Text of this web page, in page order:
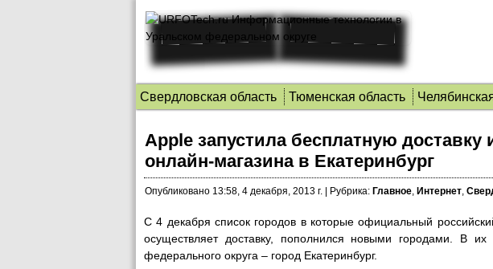
Свердловская область Тюменская область
Apple запустила бесплатную доставку
онлайн-магазина в Екатеринбург
Опубликовано 13:58, 4 декабря, 2013 г. Рубрика: Главное, Интернет,
С 4 декабря список городов в которые официальный
осуществляет доставку, пополнился новыми городами.
В их
федерального округа – город Екатеринбург.